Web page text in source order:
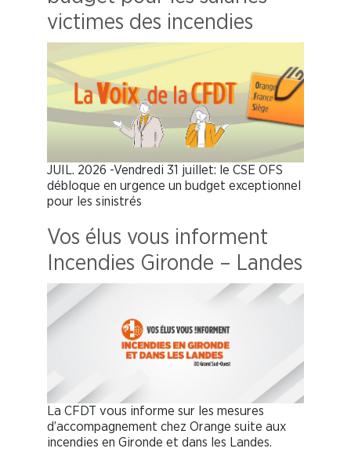
victimes des incendies
JUIL. 2026 -Vendredi 31 juillet: le CSE OFS
débloque en urgence un budget exceptionnel
pour les sinistrés
Vos élus vous informent
Incendies Gironde – Landes
La CFDT vous informe sur les mesures
d’accompagnement chez Orange suite aux
incendies en Gironde et dans les Landes.